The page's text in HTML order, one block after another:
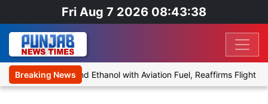
Fri Aug 7 2026 08:43:38
Breaking News
Proposal to Blend Ethanol with Aviation Fuel, Reaffirms Flight